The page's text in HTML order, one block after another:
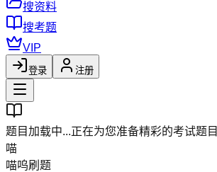
搜资料
搜考题
VIP
登录 注册
题目加载中...正在为您准备精彩的考试题目
喵
喵呜刷题